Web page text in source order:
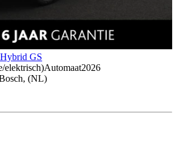
GS
elektrisch)Automaat2026
(NL)